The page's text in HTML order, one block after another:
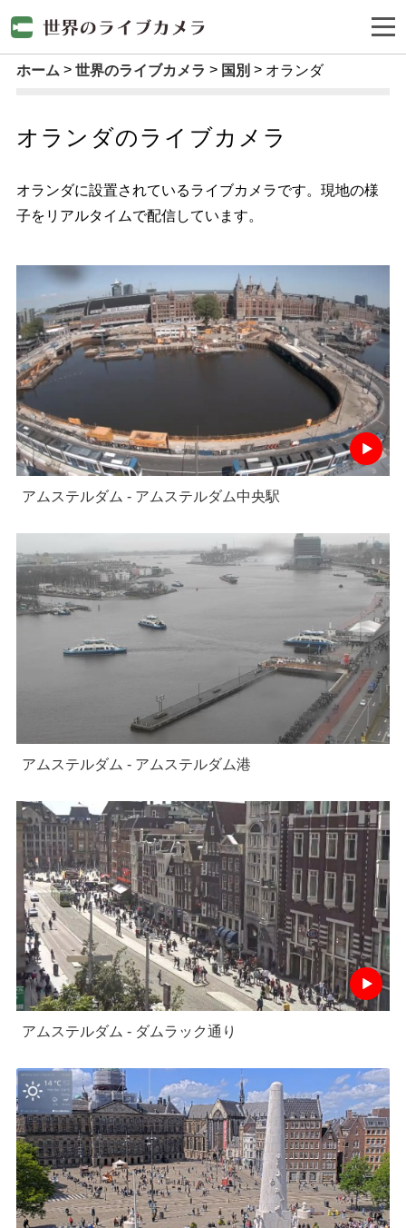
ホーム 世界のライブカメラ 国別 オランダ
オランダのライブカメラ
オランダに設置されているライブカメラです。現地の様
子をリアルタイムで配信しています。
アムステルダム - アムステルダム中央駅
アムステルダム - アムステルダム港
アムステルダム - ダムラック通り